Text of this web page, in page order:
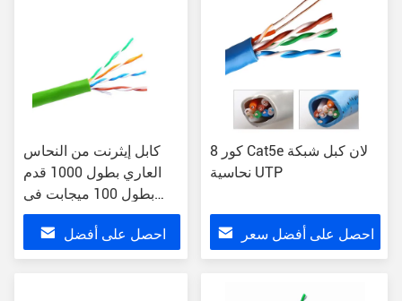
كابل إيثرنت من النحاس
العاري بطول 1000 قدم
بطول 100 ميجابت في
الثانية
احصل على أفضل
8 كور Cat5e لان كبل شبكة
نحاسية UTP
احصل على أفضل سعر